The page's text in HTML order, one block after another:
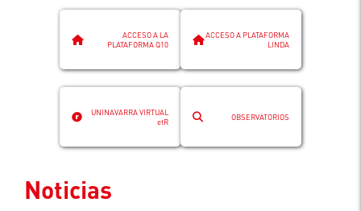
ACCESO A LA
PLATAFORMA Q10
ACCESO A PLATAFORMA
LINDA
UNINAVARRA VIRTUAL
etR
OBSERVATORIOS
Noticias